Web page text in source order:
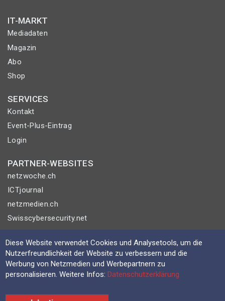
IT-MARKT
Mediadaten
Magazin
Abo
Shop
SERVICES
Kontakt
Event-Plus-Eintrag
Login
PARTNER-WEBSITES
netzwoche.ch
ICTjournal
netzmedien.ch
Swisscybersecurity.net
© NETZMEDIEN AG 2026
Impressum
AGB
Datenschutzerklärung
Diese Website verwendet Cookies und Analysetools, um die
Nutzerfreundlichkeit der Website zu verbessern und die
Werbung von Netzmedien und Werbepartnern zu
personalisieren. Weitere Infos:Datenschutzerklärung